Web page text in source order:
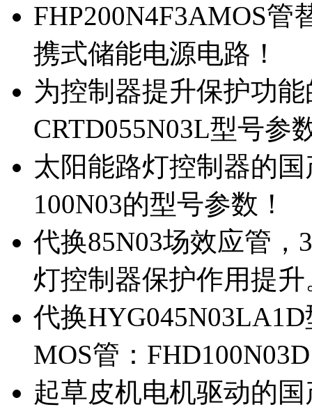
FHP200N4F3AMOS管
携式储能电源电路！
为控制器提升保护功
CRTD055N03L型号参
太阳能路灯控制器的
100N03的型号参数！
代换85N03场效应管
灯控制器保护作用提升
代换
MOS管：
起草皮机电机驱动的